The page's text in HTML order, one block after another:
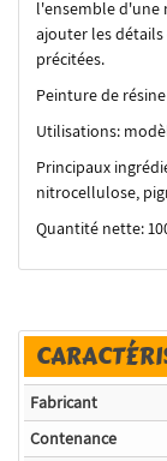
l'ensemble d'une
ajouter les
précitées.
Peinture de
Utilisations:
Principaux
nitrocellulose,
Quantité nette:
Fabricant
Contenance